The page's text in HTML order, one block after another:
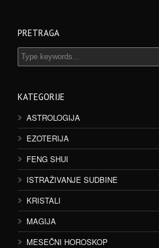
PRETRAGA
KATEGORIJE
ASTROLOGIJA
EZOTERIJA
FENG SHUI
ISTRAŽIVANJE SUDBINE
KRISTALI
MAGIJA
MESEČNI HOROSKOP